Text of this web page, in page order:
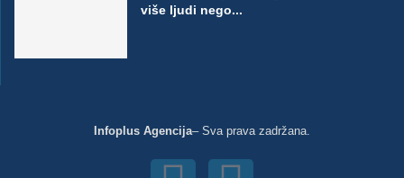
više ljudi nego...
Infoplus Agencija– Sva prava zadržana.